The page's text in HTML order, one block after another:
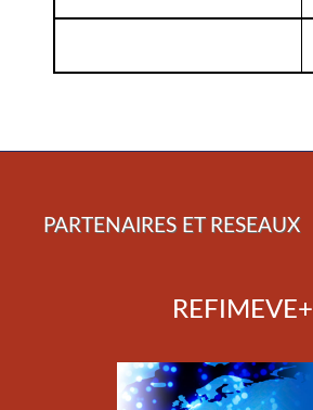
PARTENAIRES ET RESEAUX
REFIMEVE+